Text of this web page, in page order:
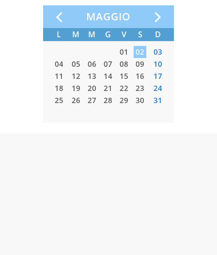
MAGGIO
L M M G V S D
01 02
03
04
05 06 07 08 09
10
11
12 13 14 15 16
17
18
19 20 21 22 23
24
25
26 27 28 29 30 31